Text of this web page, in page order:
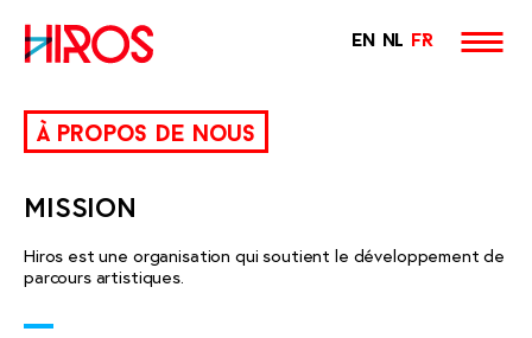
content
EN NL FR
à propos de nous
MISSION
Hiros est une organisation qui soutient le développement de
parcours artistiques.